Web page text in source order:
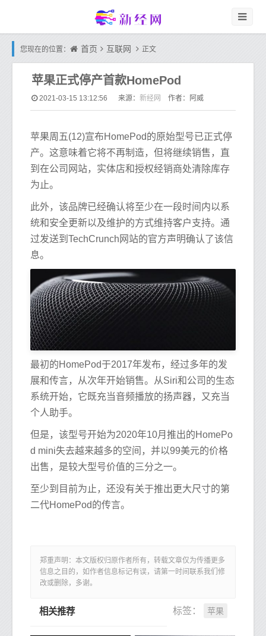
您现在的位置： 首页 互联网 正文
苹果正式停产首款HomePod
2021-03-15 13:12:56 来源： 新经网 作者：阿威
苹果周五(12)宣布HomePod的原始型号已正式停
产。这意味着它将不再制造，但将继续销售，直
到在公司网站，实体店和授权经销商处清除库存
为止。
此外，该品牌已经确认将至少在一段时间内以系
统和安全更新以及维护的方式维持客户支持。通
过发送到TechCrunch网站的官方声明确认了该信
息。
最初的HomePod于2017年发布，经过多年的发
展和传言，从次年开始销售。从Siri和公司的生态
系统开始，它既充当音频播放的扬声器，又充当
个人助手。
但是，该型号开始为2020年10月推出的HomePo
d mini失去越来越多的空间，并以99美元的价格
出售，是较大型号价值的三分之一。
至少到目前为止，还没有关于推出更大尺寸的第
二代HomePod的传言。
郑重声明：本文版权归原作者所有，转载文章仅为传播更多
信息之目的，如作者信息标记有误，请第一时间联系我们修
改或删除，多谢。
标签： 苹果
相关推荐